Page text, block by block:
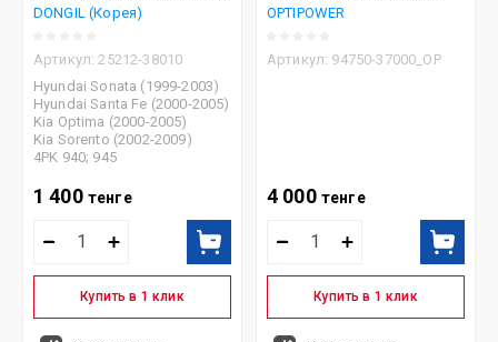
DONGIL (Корея)
Артикул: 25212-38010
Hyundai Sonata (1999-2003)
Hyundai Santa Fe (2000-2005)
Kia Optima (2000-2005)
Kia Sorento (2002-2009)
4PK 940; 945
1 400 тенге
Купить в 1 клик
OPTIPOWER
Артикул: 94750-37000_OP
4 000 тенге
Купить в 1 клик